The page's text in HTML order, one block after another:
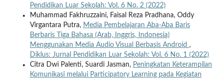
Pendidikan Luar Sekolah: Vol. 6 No. 2 (2022)
Muhammad Fakhruzzaini, Faisal Reza Pradhana, Oddy
Virgantara Putra, Media Pembelajaran Aba-Aba Baris
Berbaris Tiga Bahasa (Arab, Inggris, Indonesia)
Menggunakan Media Audio Visual Berbasis Android ,
Diklus: Jurnal Pendidikan Luar Sekolah: Vol. 6 No. 1 (2022)
Citra Dwi Palenti, Suardi Jasman, Peningkatan Keterampilan
Komunikasi melalui Participatory Learning pada Kegiatan